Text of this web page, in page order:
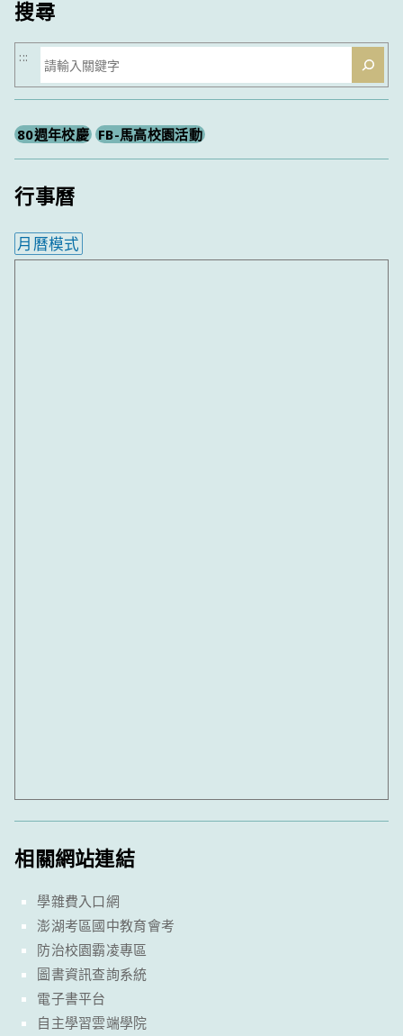
搜尋
搜
尋
:::
80週年校慶 FB-馬高校園活動
行事曆
月曆模式
相關網站連結
學雜費入口網
澎湖考區國中教育會考
防治校園霸凌專區
圖書資訊查詢系統
電子書平台
自主學習雲端學院